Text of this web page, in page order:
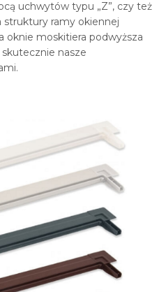
uchwytów typu „Z”, czy też
struktury ramy okiennej
oknie moskitiera podwyższa
nasze